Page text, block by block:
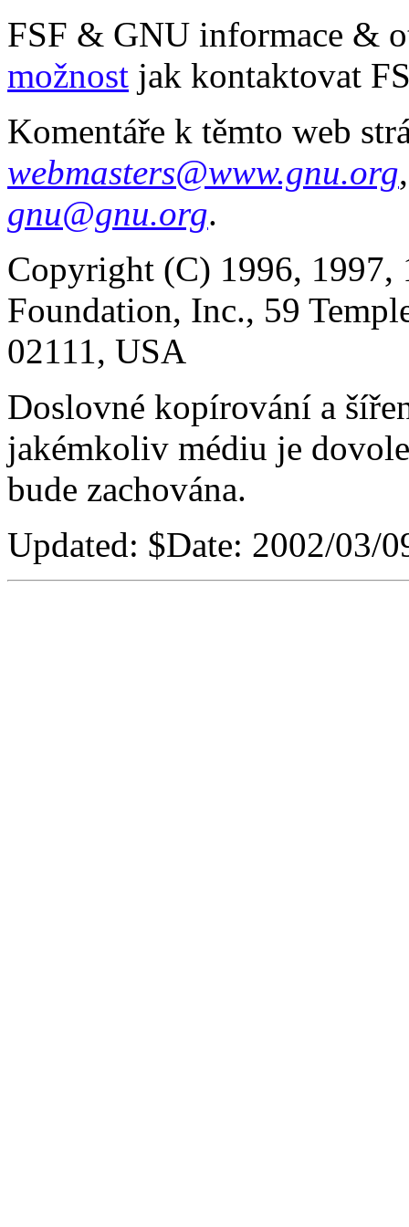
FSF & GNU informace &
možnost jak kontaktovat
Komentáře k těmto web
webmasters@www.gnu.org
gnu@gnu.org.
Copyright (C) 1996, 1997,
Foundation, Inc., 59
02111, USA
Doslovné kopírování a
jakémkoliv médiu je
bude zachována.
Updated: $Date: 2002/03/